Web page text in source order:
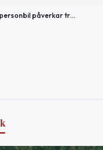
Brand i personbil påverkar trafiken på väg 322 mellan Tännforsen och Skalstugan